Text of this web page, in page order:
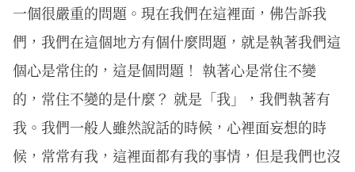
一個很嚴重的問題。現在我們在這裡面，佛告訴我
們，我們在這個地方有個什麼問題，就是執著我們這
個心是常住的，這是個問題！ 執著心是常住不變
的，常住不變的是什麼？ 就是「我」，我們執著有
我。我們一般人雖然說話的時候，心裡面妄想的時
候，常常有我，這裡面都有我的事情，但是我們也沒